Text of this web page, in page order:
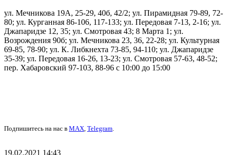
ул. Мечникова 19А, 25-29, 40б, 42/2; ул. Пирамидная 79-89, 72-
80; ул. Курганная 86-106, 117-133; ул. Передовая 7-13, 2-16; ул.
Джапаридзе 12, 35; ул. Смотровая 43; 8 Марта 1; ул.
Возрождения 90б; ул. Мечникова 23, 36, 22-28; ул. Культурная
69-85, 78-90; ул. К. Либкнехта 73-85, 94-110; ул. Джапаридзе
35-39; ул. Передовая 16-26, 13-23; ул. Смотровая 57-63, 48-52;
пер. Хабаровский 97-103, 88-96 с 10:00 до 15:00
Подпишитесь на нас в MAX, Telegram.
19.02.2021 14:43